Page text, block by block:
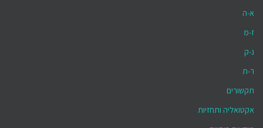
א-ה
ז-מ
נ-ק
ר-ת
תקשורים
אקטואליה ותחזיות